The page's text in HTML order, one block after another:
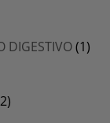
DIGESTIVO(1)